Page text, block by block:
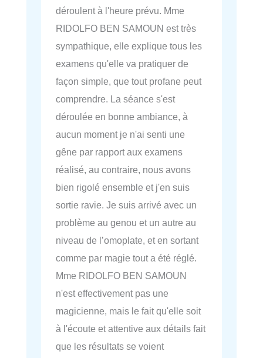
déroulent à l'heure prévu. Mme
RIDOLFO BEN SAMOUN est très
sympathique, elle explique tous les
examens qu'elle va pratiquer de
façon simple, que tout profane peut
comprendre. La séance s'est
déroulée en bonne ambiance, à
aucun moment je n'ai senti une
gêne par rapport aux examens
réalisé, au contraire, nous avons
bien rigolé ensemble et j'en suis
sortie ravie. Je suis arrivé avec un
problème au genou et un autre au
niveau de l’omoplate, et en sortant
comme par magie tout a été réglé.
Mme RIDOLFO BEN SAMOUN
n'est effectivement pas une
magicienne, mais le fait qu'elle soit
à l'écoute et attentive aux détails fait
que les résultats se voient